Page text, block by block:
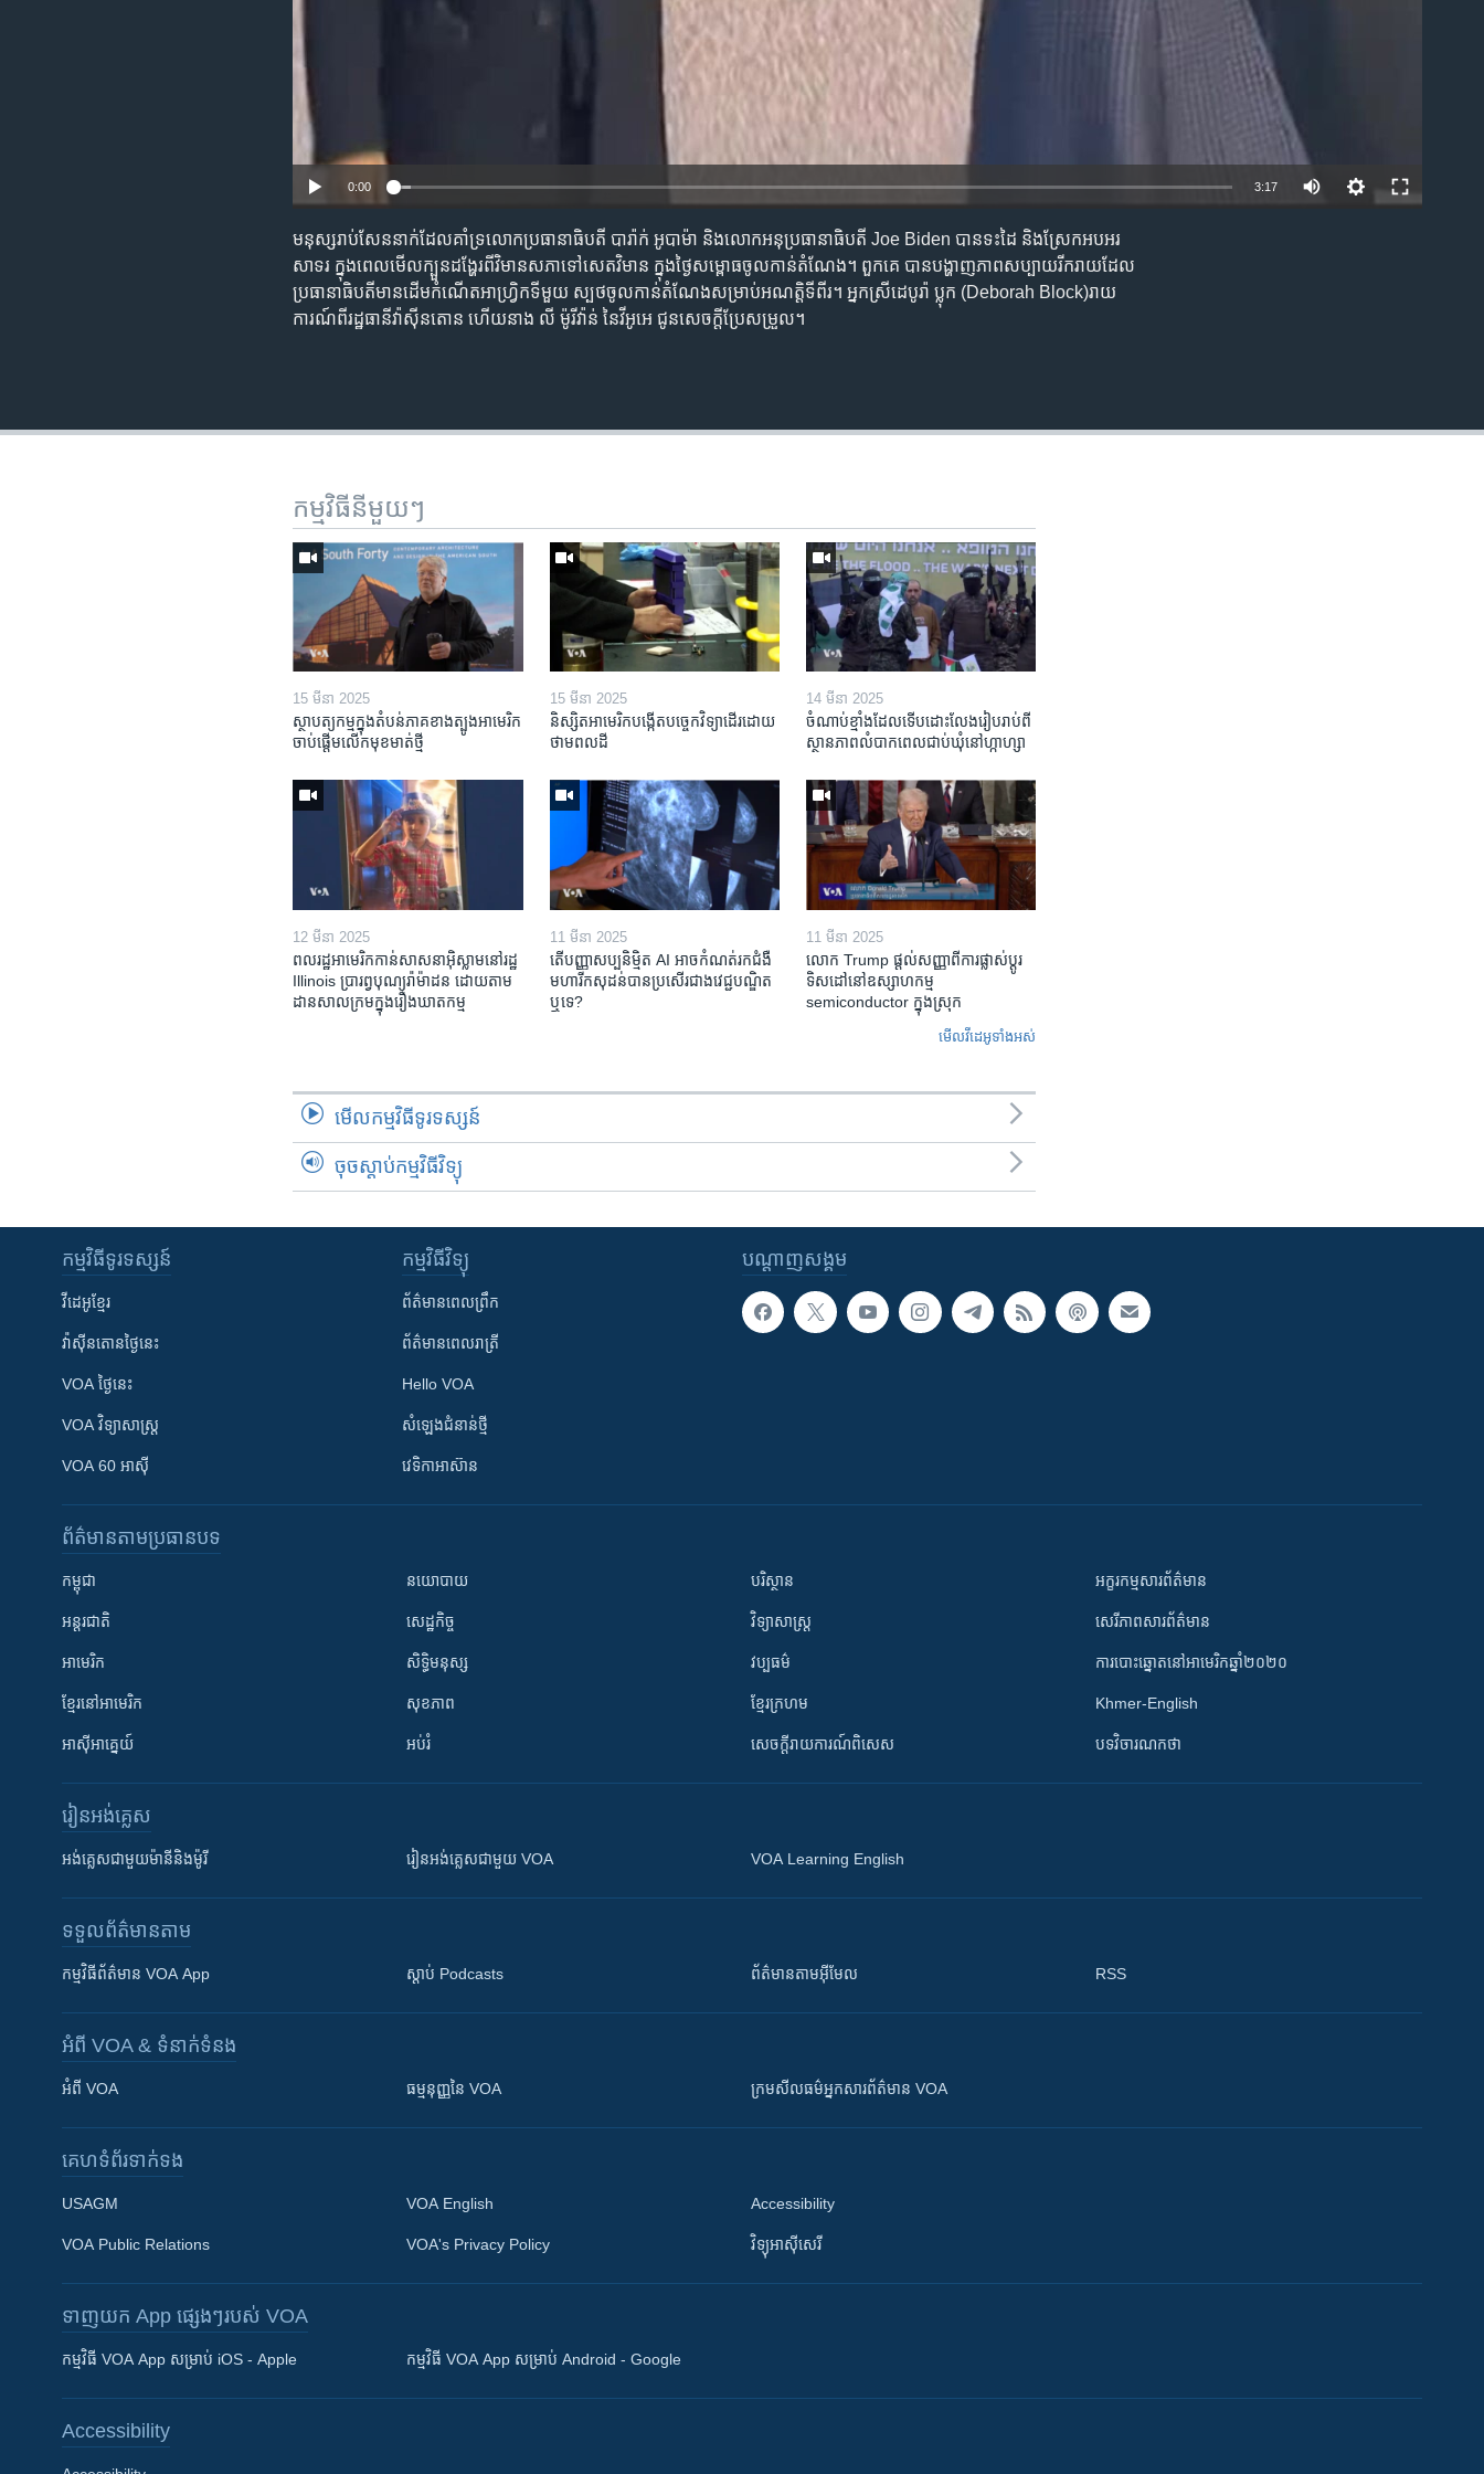
Khmer English
0:00 3:17
មនុស្ស​រាប់​សែន​នាក់​ដែល​គាំទ្រ​លោក​ប្រធានាធិបតី​ បារ៉ាក់ អូបាម៉ា និង​លោក​អនុ​ប្រធានាធិបតី​ Joe Biden បាន​ទះ​ដៃ និង​ស្រែក​អបអរ​
សាទរ ក្នុង​ពេល​មើល​ក្បួន​ដង្ហែរ​ពី​វិមាន​សភា​ទៅ​សេតវិមាន ក្នុង​ថ្ងៃ​សម្ពោធ​ចូល​កាន់​តំណែង។ ពួកគេ បាន​បង្ហាញ​ភាព​សប្បាយ​រីករាយ​ដែល​
ប្រធានាធិបតី​មាន​ដើម​កំណើត​អាហ្វ្រិក​ទី​មួយ ស្បថ​ចូល​កាន់​តំណែង​សម្រាប់​អណត្តិ​ទី​ពីរ។ អ្នក​ស្រី​ដេបូរ៉ា ប្លុក (Deborah Block)​រាយ
ការណ៍​ពី​រដ្ឋធានី​វ៉ាស៊ីនតោន ហើយ​នាង លី ម៉ូរីវ៉ាន់ នៃ​វីអូអេ ជូន​សេចក្តី​ប្រែ​សម្រួល។
កម្មវិធី​នីមួយៗ
15 មីនា 2025
ស្ថាបត្យកម្ម​ក្នុង​តំបន់​ភាគ​ខាង​ត្បូង​អាមេរិក​
ចាប់ផ្តើម​លើក​មុខមាត់​ថ្មី
15 មីនា 2025
និស្សិត​អាមេរិក​បង្កើត​បច្ចេកវិទ្យា​ដើរ​ដោយ​
ថាមពល​ដី
14 មីនា 2025
ចំណាប់ខ្មាំង​ដែល​ទើប​ដោះលែង​រៀបរាប់​ពី​
ស្ថានភាព​​លំបាក​ពេល​ជាប់​ឃុំ​នៅ​ហ្កាហ្សា
12 មីនា 2025
ពលរដ្ឋអាមេរិក​កាន់សាសនា​អ៊ិស្លាម​នៅរដ្ឋ
Illinois ​ប្រារព្វបុណ្យរ៉ាម៉ាដន ​ដោយ​តាម​
ដាន​​សាលក្រមក្នុងរឿងឃាតកម្ម
11 មីនា 2025
តើ​បញ្ញាសប្បនិម្មិត​ AI អាច​កំណត់​រក​ជំងឺ
មហារីក​សុដន់​បាន​ប្រសើរ​ជាង​វេជ្ជបណ្ឌិត​
ឬ​ទេ?
11 មីនា 2025
លោក Trump ផ្តល់សញ្ញាពីការផ្លាស់ប្តូរ
ទិសដៅនៅឧស្សាហកម្ម
semiconductor ក្នុងស្រុក
មើល​វីដេអូ​ទាំង​អស់
មើល​កម្មវិធី​ទូរទស្សន៍
ចុចស្តាប់កម្មវិធីវិទ្យុ
បណ្តាញ​សង្គម
កម្មវិធី​ទូរទស្សន៍
វីដេអូ​ខ្មែរ
វ៉ាស៊ីនតោន​ថ្ងៃ​នេះ
VOA ថ្ងៃនេះ
VOA ​វិទ្យាសាស្ត្រ
VOA 60 អាស៊ី
កម្មវិធី​វិទ្យុ
ព័ត៌មាន​ពេល​ព្រឹក
ព័ត៌មាន​​ពេល​រាត្រី
Hello VOA
សំឡេង​ជំនាន់​ថ្មី
វេទិកា​អាស៊ាន
ព័ត៌មាន​តាមប្រធានបទ​
កម្ពុជា
អន្តរជាតិ
អាមេរិក
ខ្មែរ​នៅអាមេរិក
អាស៊ីអាគ្នេយ៍
នយោបាយ
សេដ្ឋកិច្ច
សិទ្ធិមនុស្ស
សុខភាព
អប់រំ
បរិស្ថាន
វិទ្យាសាស្រ្ត
វប្បធម៌
ខ្មែរក្រហម
សេចក្តីរាយការណ៍ពិសេស
អក្ខរកម្មសារព័ត៌មាន
សេរីភាពសារព័ត៌មាន
ការបោះឆ្នោតនៅអាមេរិកឆ្នាំ២០២០
Khmer-English
បទវិចារណកថា
រៀន​​អង់គ្លេស
អង់គ្លេស​ជាមួយ​ម៉ានី​និង​ម៉ូរី រៀន​​​​​​អង់គ្លេស​​ជាមួយ VOA VOA Learning English
ទទួល​ព័ត៌មាន​តាម
កម្មវិធី​ព័ត៌មាន VOA App ស្តាប់ Podcasts ព័ត៌មាន​តាម​អ៊ីមែល RSS
អំពី​ VOA & ទំនាក់ទំនង
អំពី​ VOA ធម្មនុញ្ញ​នៃ VOA ក្រម​​​សីលធម៌​​​អ្នក​​​សារព័ត៌មាន VOA
គេហទំព័រ​​ទាក់ទង
USAGM
VOA Public Relations
VOA English
VOA's Privacy Policy
Accessibility
វិទ្យុ​អាស៊ី​សេរី
ទាញយក​ App ផ្សេងៗ​របស់​ VOA
កម្មវិធី​ VOA App សម្រាប់ iOS - Apple កម្មវិធី​ VOA App សម្រាប់ Android - Google
Accessibility